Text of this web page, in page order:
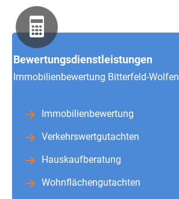
Bewertungsdienstleistungen
Immobilienbewertung Bitterfeld-Wolfen
Immobilienbewertung
Verkehrswertgutachten
Hauskaufberatung
Wohnflächengutachten